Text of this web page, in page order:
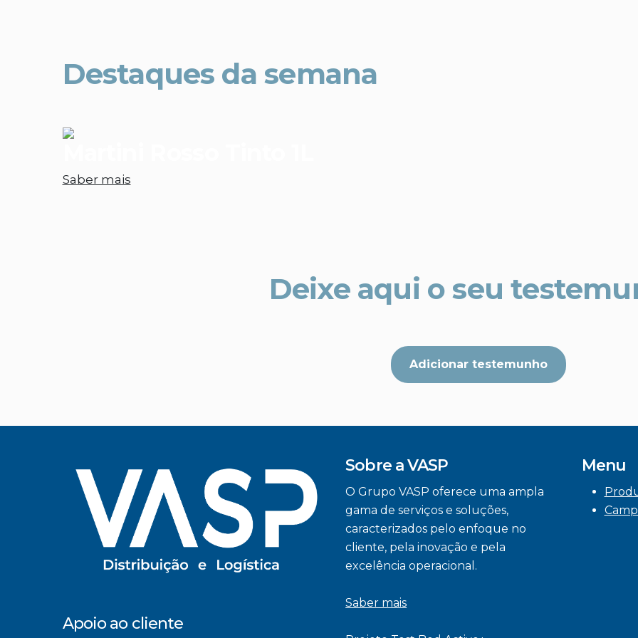
Destaques da semana
Saber mais
Deixe aqui o seu
Adicionar testemunho
Apoio ao cliente
Sobre a VASP
O Grupo VASP oferece uma ampla
gama de serviços e soluções,
caracterizados pelo enfoque no
cliente, pela inovação e pela
excelência operacional.
Saber mais
Menu